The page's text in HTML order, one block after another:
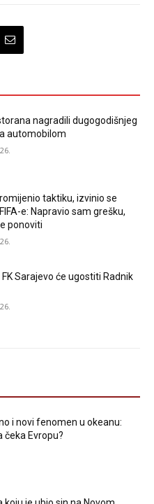
nagradili dugogodišnjeg
automobilom
taktiku, izvinio se
e: Napravio sam grešku,
ponoviti
Sarajevo će ugostiti Radnik
i novi fenomen u okeanu:
čeka Evropu?